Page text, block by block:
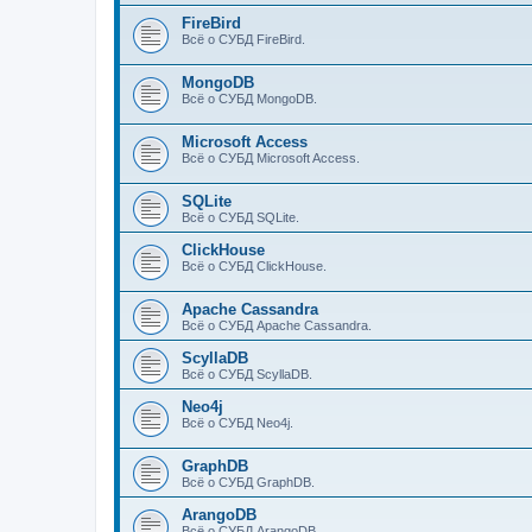
FireBird
Всё о СУБД FireBird.
MongoDB
Всё о СУБД MongoDB.
Microsoft Access
Всё о СУБД Microsoft Access.
SQLite
Всё о СУБД SQLite.
ClickHouse
Всё о СУБД ClickHouse.
Apache Cassandra
Всё о СУБД Apache Cassandra.
ScyllaDB
Всё о СУБД ScyllaDB.
Neo4j
Всё о СУБД Neo4j.
GraphDB
Всё о СУБД GraphDB.
ArangoDB